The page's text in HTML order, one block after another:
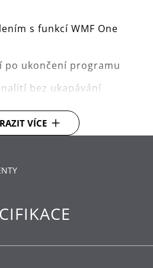
s funkcí WMF One
po ukončení programu
bez ukapávání
mléka se samostatnou
na kabel
typu latté - latte macchiato,
VÍCE